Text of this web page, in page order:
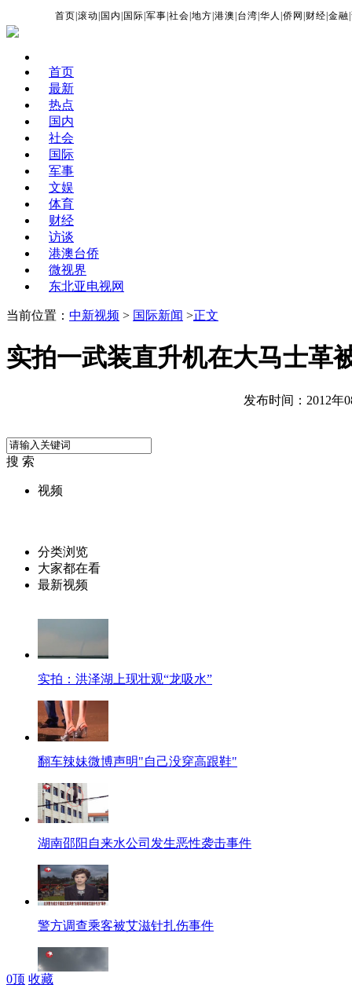
首页 |滚动 国内 国际 |军事 |社会 |地方 |港澳 台湾 |华人 |侨网 财经 |金融 |
首页
最新
热点
国内
社会
国际
军事
文娱
体育
财经
访谈
港澳台侨
微视界
东北亚电视网
当前位置： 中新视频 > 国际新闻 >正文
实拍一武装直升机在大马士革
发布时间：2012年
搜 索
视频
分类浏览
大家都在看
最新视频
实拍：洪泽湖上现壮观“龙吸水”
翻车辣妹微博声明"自己没穿高跟鞋"
湖南邵阳自来水公司发生恶性袭击事件
警方调查乘客被艾滋针扎伤事件
0顶 收藏